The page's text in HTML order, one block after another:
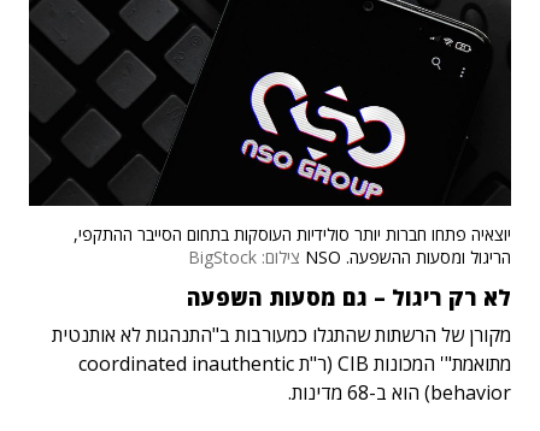
יוצאיה פתחו חברות יותר סולידיות העוסקות בתחום הסייבר ההתקפי,
הריגול ומסעות ההשפעה. NSO
צילום: BigStock
לא רק ריגול – גם מסעות השפעה
מקורן של הרשתות שהתגלו כמעורבות ב"התנהגות לא אותנטית
מתואמת"' המכונות CIB (ר"ת coordinated inauthentic
behavior) הוא ב-68 מדינות.